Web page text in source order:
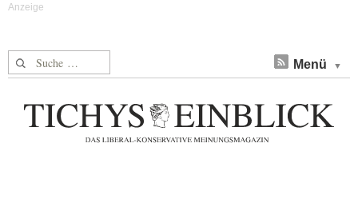
Suche nach: Menü